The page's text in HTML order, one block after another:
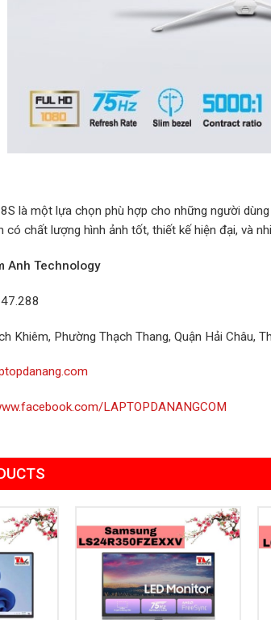
là một lựa chọn phù hợp cho những người
có chất lượng hình ảnh tốt, thiết kế hiện đại, và
Anh Technology
Khiêm, Phường Thạch Thang, Quận Hải Châu,
LAPTOPDANANGCOM
Add to
Wishlist
Add to
Wishlist